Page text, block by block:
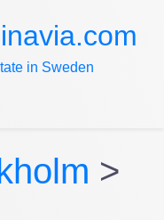
in Sweden
>